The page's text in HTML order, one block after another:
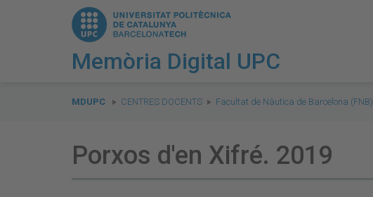
Memòria Digital UPC
are
MDUPC CENTRES DOCENTS Facultat de Nàutica de Barcelona (FNB)
Porxos d'en Xifré. 2019